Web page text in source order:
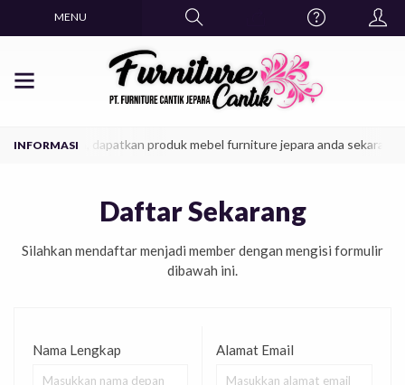
MENU
era kekinian, dapatkan produk mebel furniture jepara anda sekarang
Daftar Sekarang
Silahkan mendaftar menjadi member dengan mengisi formulir
dibawah ini.
Nama Lengkap Alamat Email